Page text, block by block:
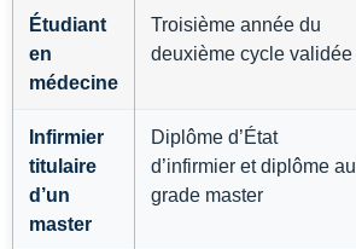
Étudiant
en
médecine
Troisième année du
deuxième cycle validée
Infirmier
titulaire
d’un
master
Diplôme d’État
d’infirmier et diplôme au
grade master